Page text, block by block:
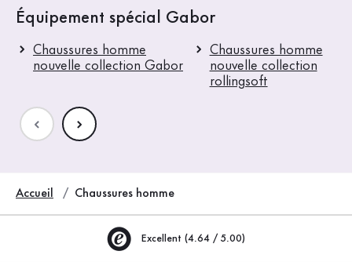
Équipement spécial Gabor
Chaussures homme
nouvelle collection Gabor
Chaussures homme
nouvelle collection
rollingsoft
Accueil Chaussures homme
Excellent (4.64 / 5.00)